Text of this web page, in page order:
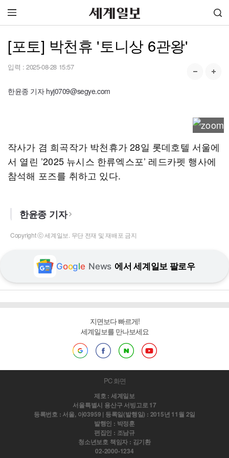
[포토] 박천휴 '토니상 6관왕'
입력 : 2025-08-28 15:57
한윤종 기자 hyj0709@segye.com
작사가 겸 희곡작가 박천휴가 28일 롯데호텔 서울에
서 열린 ’2025 뉴시스 한류엑스포’ 레드카펫 행사에
참석해 포즈를 취하고 있다.
한윤종 기자
Copyright ⓒ 세계일보. 무단 전재 및 재배포 금지
Google News 에서 세계일보 팔로우
지면보다 빠르게!
세계일보를 만나보세요
PC 화면
제호 : 세계일보
서울특별시 용산구 서빙고로 17
등록번호 : 서울, 아03959 | 등록일(발행일) : 2015년 11월 2일
발행인 : 박정훈
편집인 : 조남규
청소년보호 책임자 : 김기환
02-2000-1234